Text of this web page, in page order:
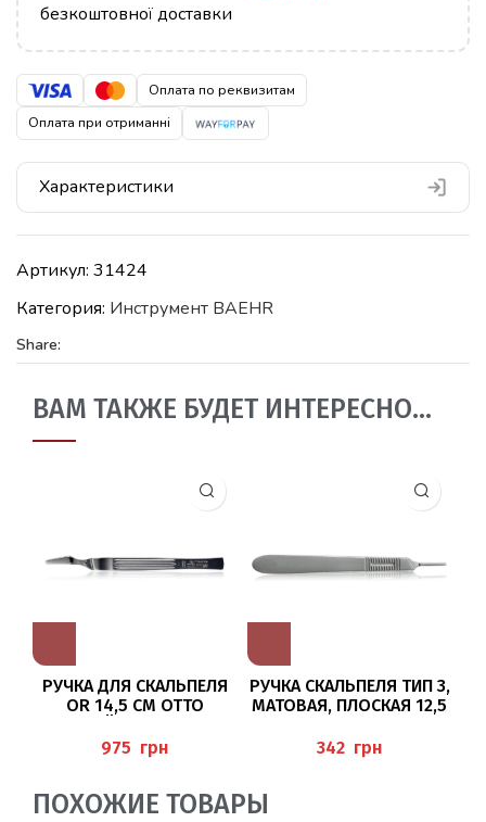
безкоштовної доставки
Оплата по реквизитам
Оплата при отриманні
Характеристики
Артикул: 31424
Категория: Инструмент BAEHR
Share:
ВАМ ТАКЖЕ БУДЕТ ИНТЕРЕСНО…
РУЧКА ДЛЯ СКАЛЬПЕЛЯ
OR 14,5 СМ OTTO
грн
РУЧКА СКАЛЬПЕЛЯ ТИП 3,
МАТОВАЯ, ПЛОСКАЯ 12,5
грн
ПОХОЖИЕ ТОВАРЫ